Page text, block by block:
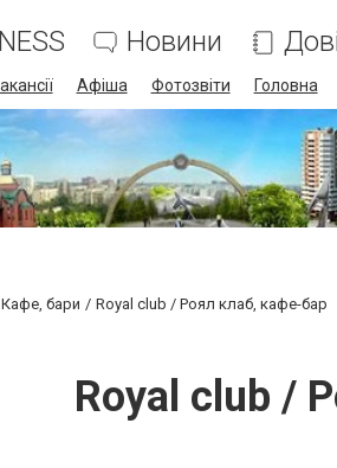
Новини
Афіша Фотозвіти Головна
Кафе, бари Royal club / Роял клаб, кафе-бар
Royal club /